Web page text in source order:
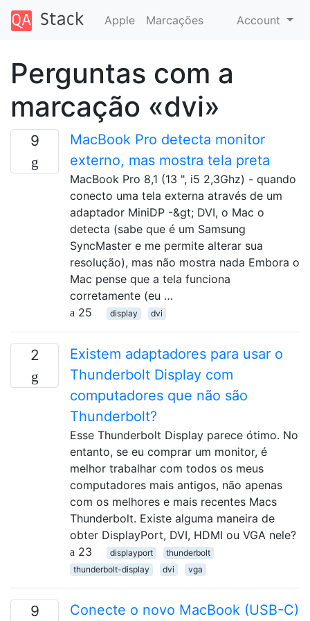
Apple Marcações Account
Perguntas com a
marcação «dvi»
9
MacBook Pro detecta monitor
externo, mas mostra tela preta
MacBook Pro 8,1 (13 ", i5 2,3Ghz) - quando
conecto uma tela externa através de um
adaptador MiniDP -&gt; DVI, o Mac o
detecta (sabe que é um Samsung
SyncMaster e me permite alterar sua
resolução), mas não mostra nada Embora o
Mac pense que a tela funciona
corretamente (eu …
25
display dvi
2
Existem adaptadores para usar o
Thunderbolt Display com
computadores que não são
Thunderbolt?
Esse Thunderbolt Display parece ótimo. No
entanto, se eu comprar um monitor, é
melhor trabalhar com todos os meus
computadores mais antigos, não apenas
com os melhores e mais recentes Macs
Thunderbolt. Existe alguma maneira de
obter DisplayPort, DVI, HDMI ou VGA nele?
23
displayport
thunderbolt
thunderbolt-display
dvi vga
9
Conecte o novo MacBook (USB-C)